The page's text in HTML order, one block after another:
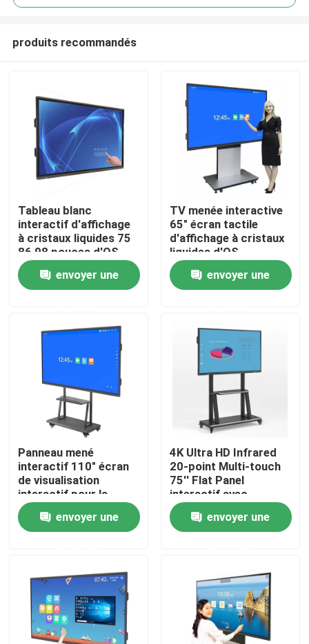
Maison
Des produits
Vidéos
À propos de nous
Visite de l'usine
Contrôle de qualité
Nous contacter
Tableau blanc interactif intelligent
Tableau blanc interactif d'éducation
produits recommandés
Tableau blanc
interactif d'affichage
à cristaux liquides 75
86 98 pouces d'OS
d'Android d'écran de
4K pour l'éducation
envoyer une
TV menée interactive
65" écran tactile
d'affichage à cristaux
liquides d'OS
d'Android 11,0 avec
4K ultra HD 3840 x
2160P
envoyer une
Panneau mené
interactif 110" écran
de visualisation
interactif pour la
réunion
envoyer une
4K Ultra HD Infrared
20-point Multi-touch
75'' Flat Panel
interactif avec
connexions USB et
HDMI
envoyer une